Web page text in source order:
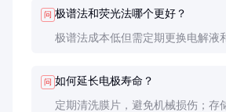
问 极谱法和荧光法哪个更好？
极谱法成本低但需定期更换电解液
问 如何延长电极寿命？
定期清洗膜片，避免机械损伤；存